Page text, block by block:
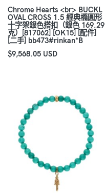
Chrome Hearts <br> BUCKL
OVAL CROSS 1.5 經典橢圓形
十字架銀色搭扣（銀色 169.29
克）[817062] [OK15] [配件]
[二手] bb473#rinkan*B
$9,568.05 USD